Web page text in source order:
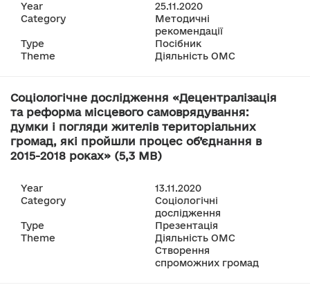
Year
25.11.2020
Category
Методичні
рекомендації
Type
Посібник
Theme
Діяльність ОМС
Соціологічне дослідження «Децентралізація
та реформа місцевого самоврядування:
думки і погляди жителів територіальних
громад, які пройшли процес об’єднання в
2015-2018 роках» (5,3 MB)
Year
13.11.2020
Category
Соціологічні
дослідження
Type
Презентація
Theme
Діяльність ОМС
Створення
спроможних громад